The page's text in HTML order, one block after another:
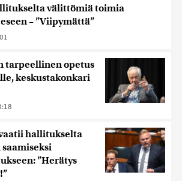
välittömiä toimia
– ”Viipymättä”
tarpeellinen opetus
keskustakonkari
hallitukselta
”Herätys